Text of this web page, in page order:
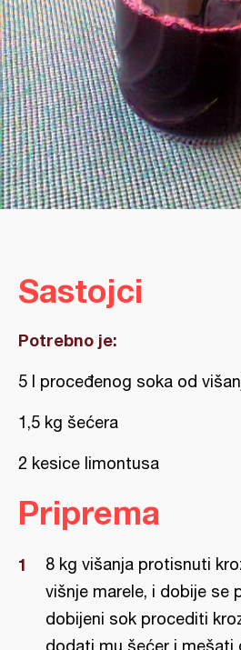
Sastojci
Potrebno je:
5 l proceđenog soka od
1,5 kg šećera
2 kesice limontusa
Priprema
8 kg višanja protisnuti
višnje marele, i dobije se
dobijeni sok procediti
dodati mu šećer i mešati